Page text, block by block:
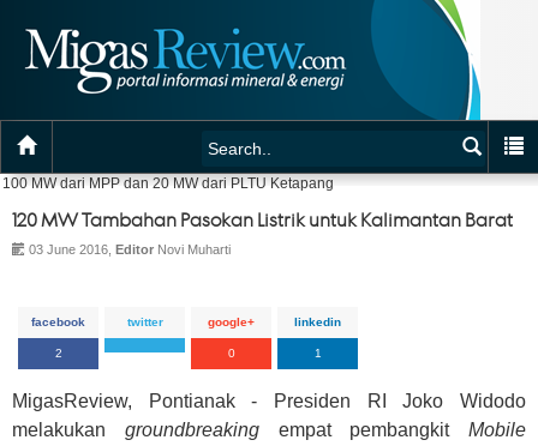
100 MW dari MPP dan 20 MW dari PLTU Ketapang
120 MW Tambahan Pasokan Listrik untuk Kalimantan Barat
03 June 2016, Editor Novi Muharti
facebook
2
twitter google+
0
linkedin
1
MigasReview, Pontianak - Presiden RI Joko Widodo
melakukan groundbreakingempat pembangkit Mobile